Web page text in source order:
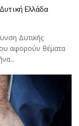
Ελλάδα
Δυτικής
αφορούν θέματα